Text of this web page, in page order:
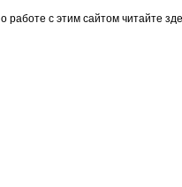
о работе с этим сайтом читайте